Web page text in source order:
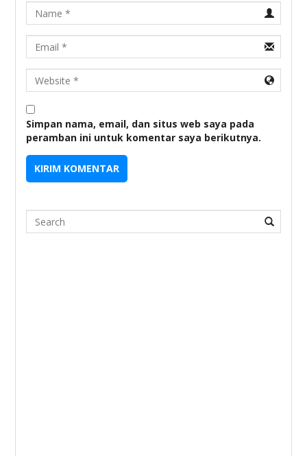
Name
Email
URL
Simpan nama, email, dan situs web saya pada
peramban ini untuk komentar saya berikutnya.
Search